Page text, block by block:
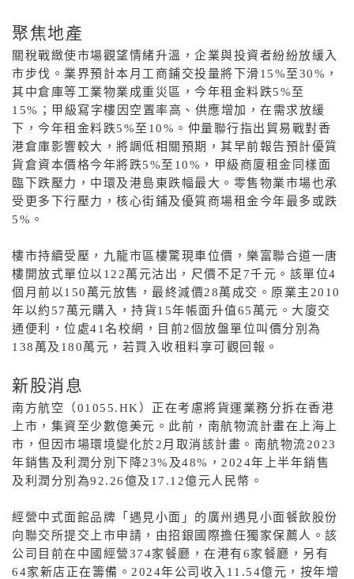
聚焦地產
關稅戰緻使市場觀望情緒升溫，企業與投資者紛紛放緩入
市步伐。業界預計本月工商鋪交投量將下滑15% 至30% ，
其中倉庫等工業物業成重災區，今年租金料跌5% 至
15% ；甲級寫字樓因空置率高、供應增加，在需求放緩
下，今年租金料跌5% 至 10% 。仲量聯行指出貿易戰對香
港倉庫影響較大，將調低相關預期，其早前報告預計優質
貨倉資本價格今年將跌5% 至 10% ，甲級商廈租金同樣面
臨下跌壓力，中環及港島東跌幅最大。零售物業市場也承
受更多下行壓力，核心街鋪及優質商場租金今年最多或跌
5% 。
樓市持續受壓，九龍市區樓驚現車位價，樂富聯合道一唐
樓開放式單位以 122萬元沽出，尺價不足 7千元。該單位4
個月前以150 萬元放售，最終減價28萬成交。原業主 2010
年以約 57 萬元購入，持貨15年帳面升值65 萬元。大廈交
通便利，位處41 名校網，目前2個放盤單位叫價分別為
138 萬及 180萬元，若買入收租料享可觀回報。
新股消息
南方航空（ 01055.HK ）正在考慮將貨運業務分拆在香港
上市，集資至少數億美元。此前，南航物流計畫在上海上
市，但因市場環境變化於2 月取消該計畫。南航物流2023
年銷售及利潤分別下降23% 及48% ， 2024年上半年銷售
及利潤分別為92.26億及 17.12億元人民幣。
經營中式面館品牌「遇見小面」的廣州遇見小面餐飲股份
向聯交所提交上市申請，由招銀國際擔任獨家保薦人。該
公司目前在中國經營374家餐廳，在港有6家餐廳，另有
64家新店正在籌備。 2024年公司收入 11.54億元，按年增